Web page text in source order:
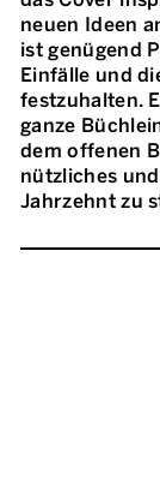
neuen Ideen
ist genügend
Einfälle und
festzuhalten.
ganze
dem offenen
nützliches
Jahrzehnt zu